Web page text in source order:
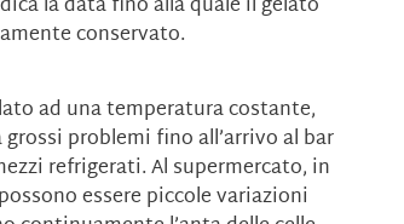
conservato.
ad una temperatura costante,
problemi fino all’arrivo al bar
refrigerati. Al supermercato, in
essere piccole variazioni